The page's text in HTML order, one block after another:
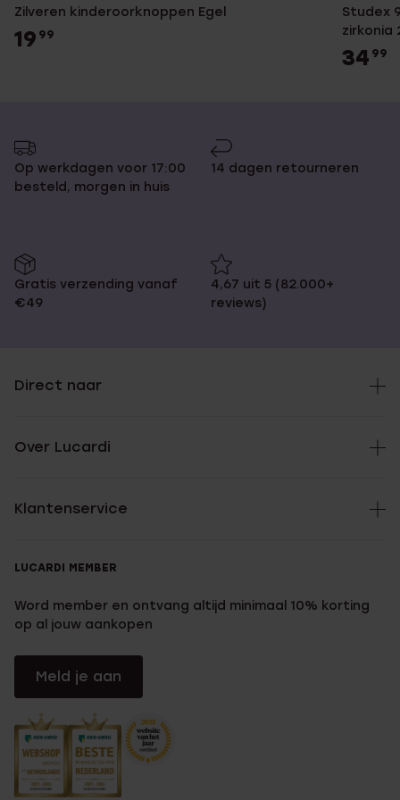
Zilveren kinderoorknoppen Egel
19 99
Studex 9 karaat witgouden schietoorbel
zirkonia
34 99
Op werkdagen voor 17:00
besteld, morgen in huis
14 dagen retourneren
Gratis verzending vanaf
€49
4,67 uit 5 (82.000+
reviews)
Direct naar
Over Lucardi
Klantenservice
LUCARDI MEMBER
Word member en ontvang altijd minimaal 10% korting
op al jouw aankopen
Meld je aan